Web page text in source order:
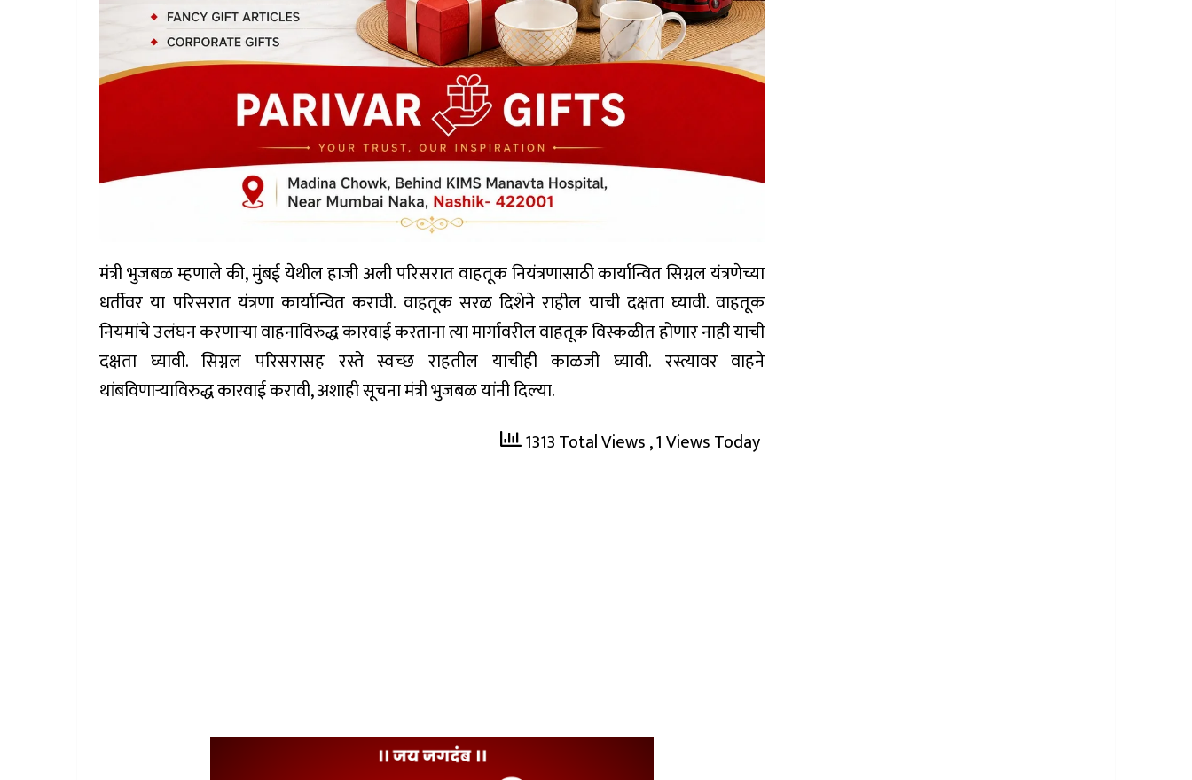
मंत्री भुजबळ म्हणाले की, मुंबई येथील हाजी अली परिसरात वाहतूक नियंत्रणासाठी कार्यान्वित सिग्नल यंत्रणेच्या
धर्तीवर या परिसरात यंत्रणा कार्यान्वित करावी. वाहतूक सरळ दिशेने राहील याची दक्षता घ्यावी. वाहतूक
नियमांचे उलंघन करणाऱ्या वाहनाविरुद्ध कारवाई करताना त्या मार्गावरील वाहतूक विस्कळीत होणार नाही याची
दक्षता घ्यावी. सिग्नल परिसरासह रस्ते स्वच्छ राहतील याचीही काळजी घ्यावी. रस्त्यावर वाहने
थांबविणाऱ्याविरुद्ध कारवाई करावी, अशाही सूचना मंत्री भुजबळ यांनी दिल्या.
1313 Total Views, 1 Views Today